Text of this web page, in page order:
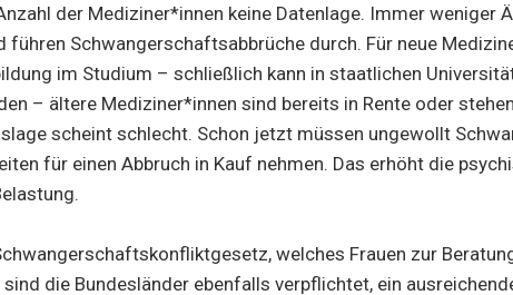
der Mediziner*innen keine Datenlage. Immer weniger
führen Schwangerschaftsabbrüche durch. Für neue
im Studium – schließlich kann in staatlichen
– ältere Mediziner*innen sind bereits in Rente oder
scheint schlecht. Schon jetzt müssen ungewollt
für einen Abbruch in Kauf nehmen. Das erhöht die
welches Frauen zur
die Bundesländer ebenfalls verpflichtet, ein